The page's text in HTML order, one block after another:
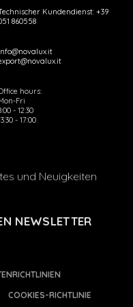
Kundendienst: +39
860558
hours:
Fri
- 12:30
- 17:00
und Neuigkeiten
NEWSLETTER
COOKIES-RICHTLINIE